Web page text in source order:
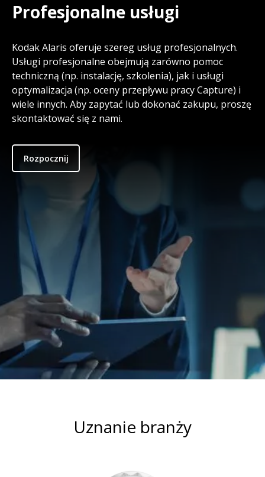
Profesjonalne usługi
Kodak Alaris oferuje szereg usług profesjonalnych.
Usługi profesjonalne obejmują zarówno pomoc
techniczną (np. instalację, szkolenia), jak i usługi
optymalizacja (np. oceny przepływu pracy Capture) i
wiele innych. Aby zapytać lub dokonać zakupu, proszę
skontaktować się z nami.
Rozpocznij
Uznanie branży